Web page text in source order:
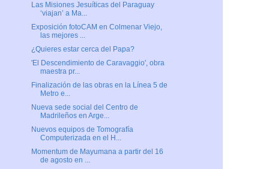
Las Misiones Jesuíticas del Paraguay
‘viajan’ a Ma...
Exposición fotoCAM en Colmenar Viejo,
las mejores ...
¿Quieres estar cerca del Papa?
'El Descendimiento de Caravaggio', obra
maestra pr...
Finalización de las obras en la Línea 5 de
Metro e...
Nueva sede social del Centro de
Madrileños en Arge...
Nuevos equipos de Tomografía
Computerizada en el H...
Momentum de Mayumana a partir del 16
de agosto en ...